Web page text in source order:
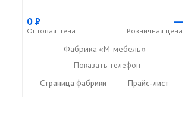
0Р
Оптовая цена
—
Розничная цена
Фабрика «М-мебель»
+7 (902) 349-19-19
Показать телефон
Страница фабрики
Прайс-лист